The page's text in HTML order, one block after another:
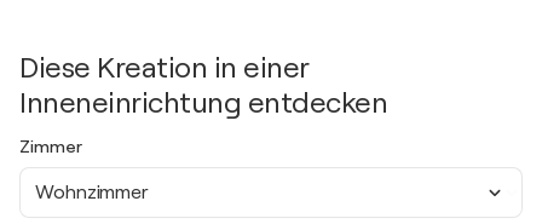
Diese Kreation in einer
Inneneinrichtung entdecken
Zimmer
Wohnzimmer